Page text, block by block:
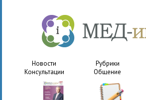
Новости Рубрики
Консультации
Общение